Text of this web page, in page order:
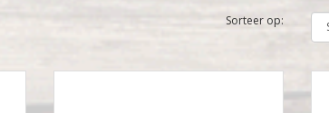
Sorteer op: